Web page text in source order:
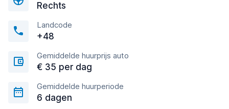
Rechts
Landcode
+48
Gemiddelde huurprijs auto
€ 35 per dag
Gemiddelde huurperiode
6 dagen